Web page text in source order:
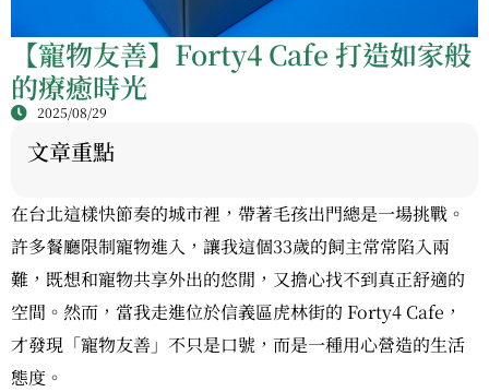
【寵物友善】Forty4 Cafe 打造如家般
的療癒時光
2025/08/29
文章重點
在台北這樣快節奏的城市裡，帶著毛孩出門總是一場挑戰。
許多餐廳限制寵物進入，讓我這個33歲的飼主常常陷入兩
難，既想和寵物共享外出的悠閒，又擔心找不到真正舒適的
空間。然而，當我走進位於信義區虎林街的 Forty4 Cafe，
才發現「寵物友善」不只是口號，而是一種用心營造的生活
態度。